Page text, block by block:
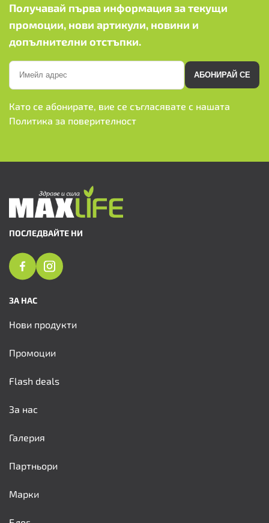
Получавай първа информация за текущи
промоции, нови артикули, новини и
допълнителни отстъпки.
АБОНИРАЙ СЕ
Като се абонирате, вие се съгласявате с нашата
Политика за поверителност
ПОСЛЕДВАЙТЕ НИ
ЗА НАС
Нови продукти
Промоции
Flash deals
За нас
Галерия
Партньори
Марки